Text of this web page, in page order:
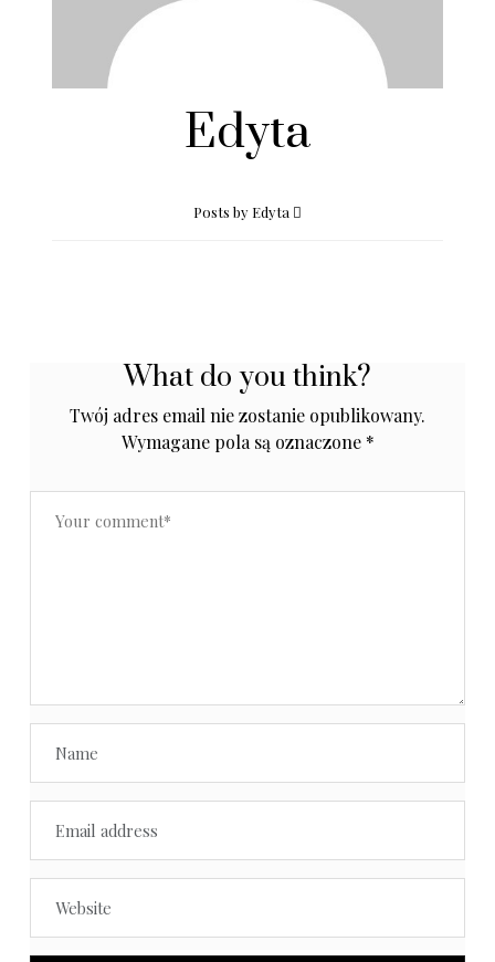
Edyta
Posts by Edyta
What do you think?
Twój adres email nie zostanie opublikowany.
Wymagane pola są oznaczone *